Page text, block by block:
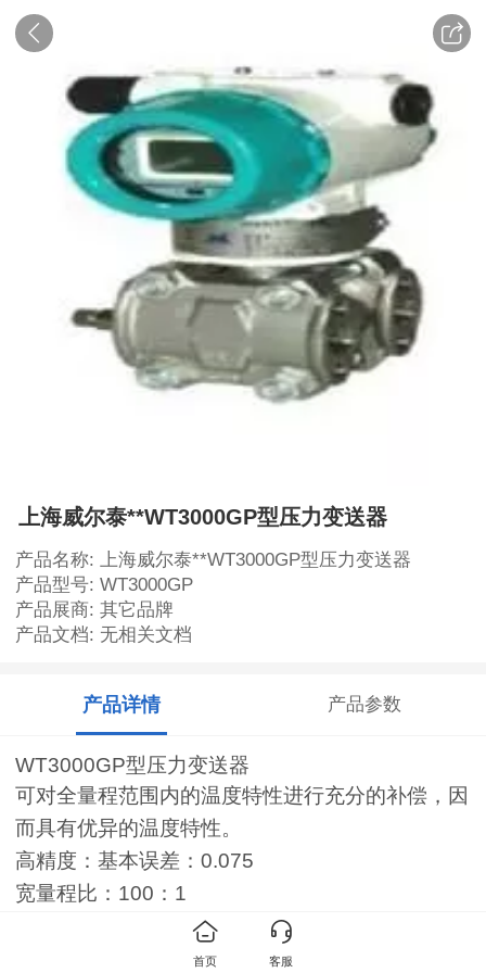
上海威尔泰**WT3000GP型压力变送器
产品名称: 上海威尔泰**WT3000GP型压力变送器
产品型号: WT3000GP
产品展商: 其它品牌
产品文档: 无相关文档
产品详情 产品参数
WT3000GP型压力变送器
可对全量程范围内的温度特性进行充分的补偿，因
而具有优异的温度特性。
高精度：基本误差：0.075
宽量程比：100：1
测量范围广：压力范围：0-188Pa-41.37MPa
系列电磁流量计
首页 客服